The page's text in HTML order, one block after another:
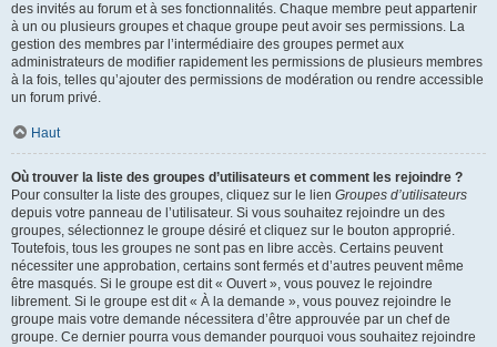
des invités au forum et à ses fonctionnalités. Chaque membre peut appartenir
à un ou plusieurs groupes et chaque groupe peut avoir ses permissions. La
gestion des membres par l’intermédiaire des groupes permet aux
administrateurs de modifier rapidement les permissions de plusieurs membres
à la fois, telles qu’ajouter des permissions de modération ou rendre accessible
un forum privé.
Haut
Où trouver la liste des groupes d’utilisateurs et comment les rejoindre ?
Pour consulter la liste des groupes, cliquez sur le lien Groupes d’utilisateurs
depuis votre panneau de l’utilisateur. Si vous souhaitez rejoindre un des
groupes, sélectionnez le groupe désiré et cliquez sur le bouton approprié.
Toutefois, tous les groupes ne sont pas en libre accès. Certains peuvent
nécessiter une approbation, certains sont fermés et d’autres peuvent même
être masqués. Si le groupe est dit « Ouvert », vous pouvez le rejoindre
librement. Si le groupe est dit « À la demande », vous pouvez rejoindre le
groupe mais votre demande nécessitera d’être approuvée par un chef de
groupe. Ce dernier pourra vous demander pourquoi vous souhaitez rejoindre